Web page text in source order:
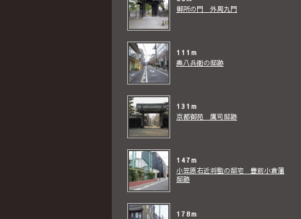
御所の門 外周九門
111m
奥八兵衛の邸跡
131m
京都御苑 鷹司邸跡
147m
小笠原右近将監の邸宅 豊前小倉藩
邸跡
178m